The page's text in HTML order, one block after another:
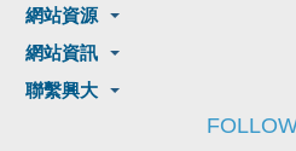
網站資源
網站資訊
聯繫興大